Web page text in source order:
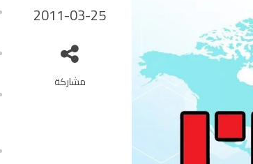
2011-03-25
مشاركة